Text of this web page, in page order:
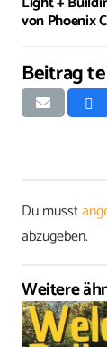
von Phoenix
Beitrag
Du musst
abzugeben.
Weitere